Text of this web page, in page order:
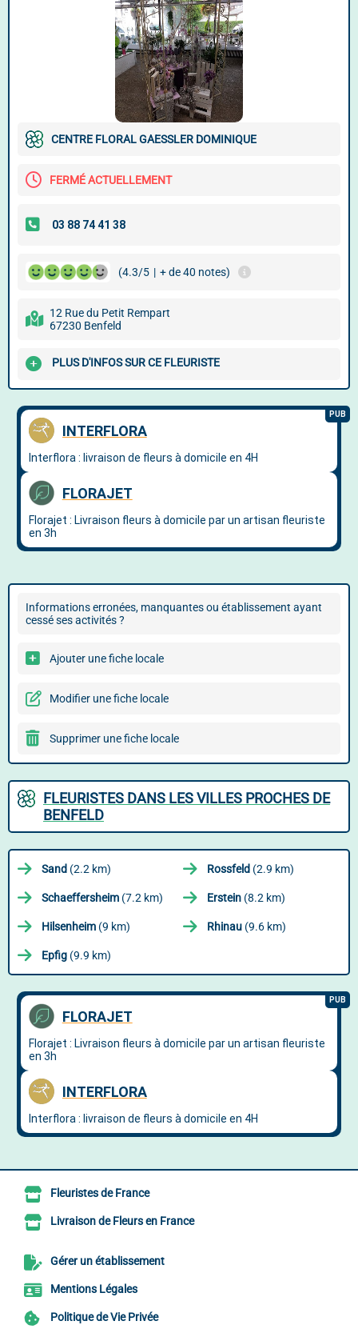
CENTRE FLORAL GAESSLER DOMINIQUE
FERMÉ ACTUELLEMENT
(4.3/5 | + de 40 notes)
12 Rue du Petit Rempart
67230 Benfeld
PLUS D'INFOS SUR CE FLEURISTE
Informations erronées, manquantes ou établissement ayant
cessé ses activités ?
Ajouter une fiche locale
Modifier une fiche locale
Supprimer une fiche locale
FLEURISTES DANS LES VILLES PROCHES DE
BENFELD
Sand (2.2 km) Rossfeld (2.9 km)
Schaeffersheim (7.2 km) Erstein (8.2 km)
Hilsenheim (9 km) Rhinau (9.6 km)
Epfig (9.9 km)
Fleuristes de France
Livraison de Fleurs en France
Gérer un établissement
Mentions Légales
Politique de Vie Privée